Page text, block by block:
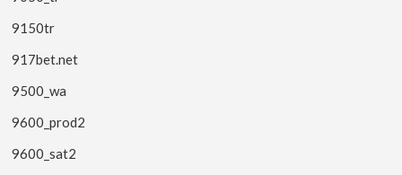
9150tr
917bet.net
9500_wa
9600_prod2
9600_sat2